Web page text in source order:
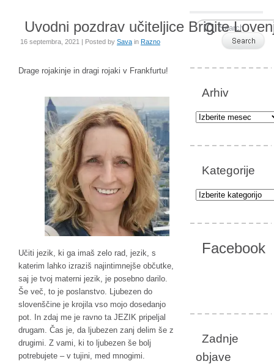
Uvodni pozdrav učiteljice Brigite
16 septembra, 2021 | Posted by Sava in Razno
Drage rojakinje in dragi rojaki v Frankfurtu!
Učiti jezik, ki ga imaš zelo rad, jezik, s
katerim lahko izraziš najintimnejše občutke,
saj je tvoj materni jezik, je posebno darilo.
Še več, to je poslanstvo. Ljubezen do
slovenščine je krojila vso mojo dosedanjo
pot. In zdaj me je ravno ta JEZIK pripeljal
drugam. Čas je, da ljubezen zanj delim še z
drugimi. Z vami, ki to ljubezen še bolj
potrebujete – v tujini, med mnogimi.
Arhiv
Arhiv
Kategorije
Kategorije
Facebook
Zadnje
objave